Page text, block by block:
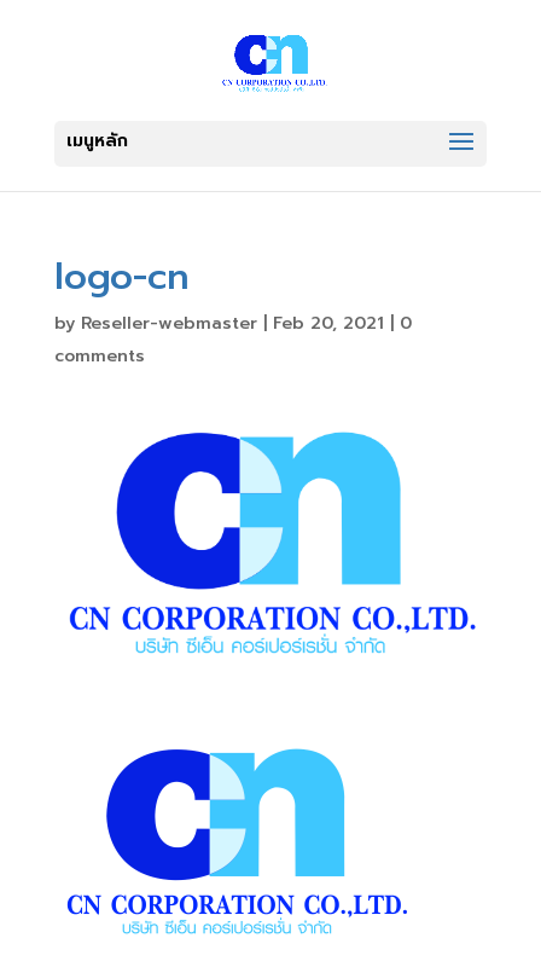
logo-cn
by Reseller-webmaster| Feb 20, 2021
0
comments